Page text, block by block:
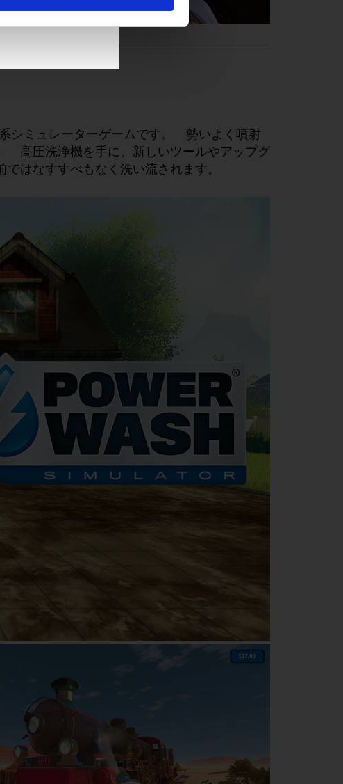
シミュレーターゲームです。 勢いよく噴射
高圧洗浄機を手に、新しいツールやアップグ
はなすすべもなく洗い流されます。